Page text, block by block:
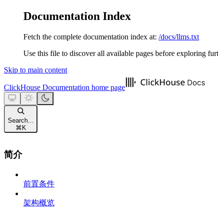
Documentation Index
Fetch the complete documentation index at: /docs/llms.txt
Use this file to discover all available pages before exploring
Skip to main content
ClickHouse Documentation home page
Search...
⌘ K
简介
前置条件
架构概览